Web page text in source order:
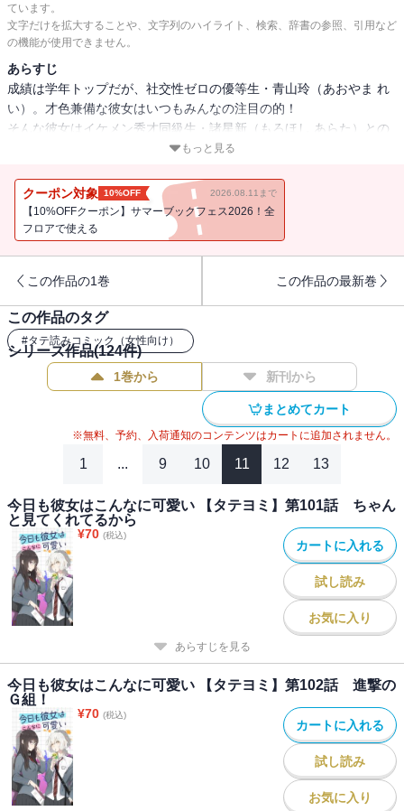
ています。
文字だけを拡大することや、文字列のハイライト、検索、辞書の参照、引用など
の機能が使用できません。
あらすじ
成績は学年トップだが、社交性ゼロの優等生・青山玲（あおやま れ
い）。才色兼備な彼女はいつもみんなの注目の的！
そんな彼女はイケメン秀才同級生・諸星新（もろほし あらた）との
恋の噂にうんざりしていた。クラスメイトに新との関係を問いただ
い出し、「気になる人は斉木麟（さいき りん）」と公言してしま
う。
――その言葉を偶然耳にした麟は舞い上がり、玲に近づこうとする
もっと見る
クーポン対象 10%OFF 2026.08.11まで
【10%OFFクーポン】サマーブックフェス2026！全
フロアで使える
この作品の1巻 この作品の最新巻
この作品のタグ
#タテ読みコミック（女性向け）
シリーズ作品(124件)
1巻から 新刊から
まとめてカート
※無料、予約、入荷通知のコンテンツはカートに追加されません。
1 ... 9 10 11 12 13
今日も彼女はこんなに可愛い 【タテヨミ】第101話 ちゃん
と見てくれてるから
¥70 (税込)
カートに入れる
試し読み
お気に入り
あらすじを見る
今日も彼女はこんなに可愛い 【タテヨミ】第102話 進撃の
Ｇ組！
¥70 (税込)
カートに入れる
試し読み
お気に入り